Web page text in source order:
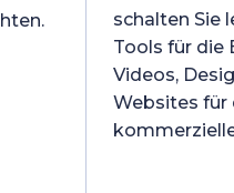
schalten Sie
Tools für die
Videos,
Websites für